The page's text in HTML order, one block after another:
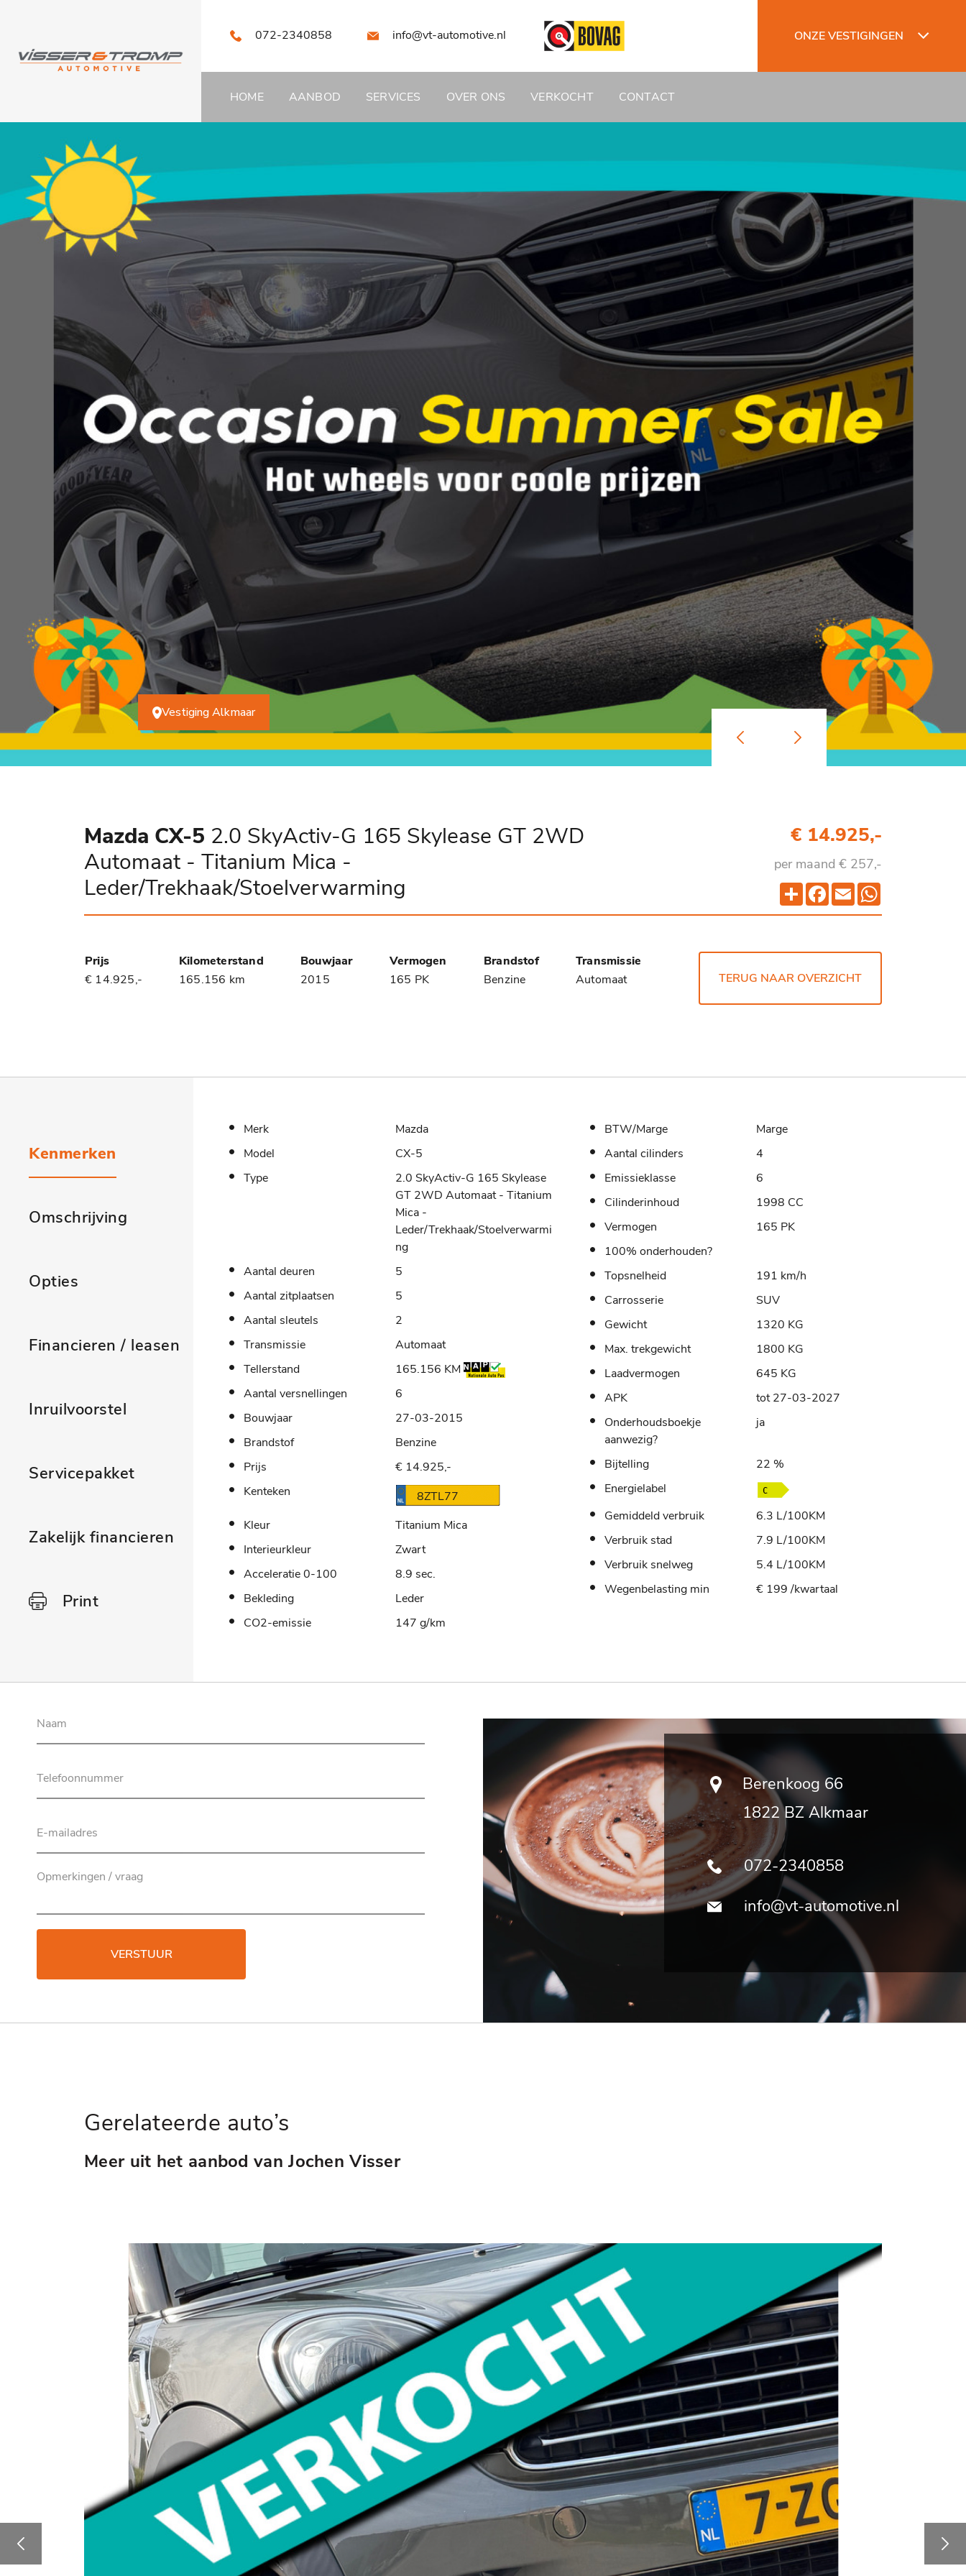
072-2340858 info@vt-automotive.nl ONZE VESTIGINGEN
HOME AANBOD SERVICES OVER ONS VERKOCHT CONTACT
Vestiging Alkmaar
Mazda CX-5 2.0 SkyActiv-G 165 Skylease GT 2WD
Automaat - Titanium Mica -
Leder/Trekhaak/Stoelverwarming
€ 14.925,-
per maand € 257,-
Deel Facebook
Email
Prijs Kilometerstand Bouwjaar Vermogen Brandstof
Transmissie
€ 14.925,-
165.156 km 2015 165 PK Benzine Automaat TERUG NAAR OVERZICHT
Kenmerken
Omschrijving
Opties
Financieren / leasen
Inruilvoorstel
Servicepakket
Zakelijk financieren
Print
Merk
Mazda
Model
CX-5
Type
2.0 SkyActiv-G 165 Skylease
GT 2WD Automaat - Titanium
Mica -
Leder/Trekhaak/Stoelverwarmi
ng
Aantal deuren
5
Aantal zitplaatsen
5
Aantal sleutels
2
Transmissie
Automaat
Tellerstand
165.156 KM
Aantal versnellingen
6
Bouwjaar
27-03-2015
Brandstof
Benzine
Prijs
€ 14.925,-
Kenteken
8ZTL77
Kleur
Titanium Mica
Interieurkleur
Zwart
Acceleratie 0-100
8.9 sec.
Bekleding
Leder
CO2-emissie
147 g/km
BTW/Marge
Marge
Aantal cilinders
4
Emissieklasse
6
Cilinderinhoud
1998 CC
Vermogen
165 PK
100% onderhouden?
Topsnelheid
191 km/h
Carrosserie
SUV
Gewicht
1320 KG
Max. trekgewicht
1800 KG
Laadvermogen
645 KG
APK
tot 27-03-2027
Onderhoudsboekje
aanwezig?
ja
Bijtelling
22 %
Energielabel
Gemiddeld verbruik
6.3 L/100KM
Verbruik stad
7.9 L/100KM
Verbruik snelweg
5.4 L/100KM
Wegenbelasting min
€ 199 /kwartaal
VERSTUUR
Berenkoog 66
1822 BZ Alkmaar
072-2340858
info@vt-automotive.nl
Gerelateerde auto’s
Meer uit het aanbod van Jochen Visser